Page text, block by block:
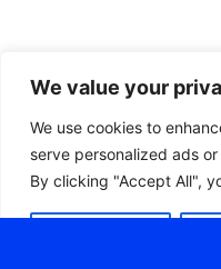
We value your
We use cookies to
serve personalized ads
By clicking "Accept All",